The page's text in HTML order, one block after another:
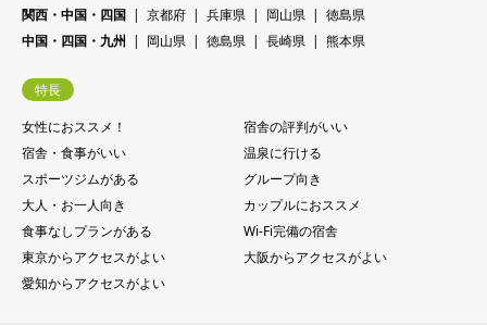
関西・中国・四国
京都府 兵庫県 岡山県
徳島県
中国・四国・九州
岡山県 徳島県 長崎県 熊本県
特長
女性におススメ！
宿舎の評判がいい
宿舎・食事がいい
温泉に行ける
スポーツジムがある
グループ向き
大人・お一人向き
カップルにおススメ
食事なしプランがある
Wi-Fi完備の宿舎
東京からアクセスがよい
大阪からアクセスがよい
愛知からアクセスがよい